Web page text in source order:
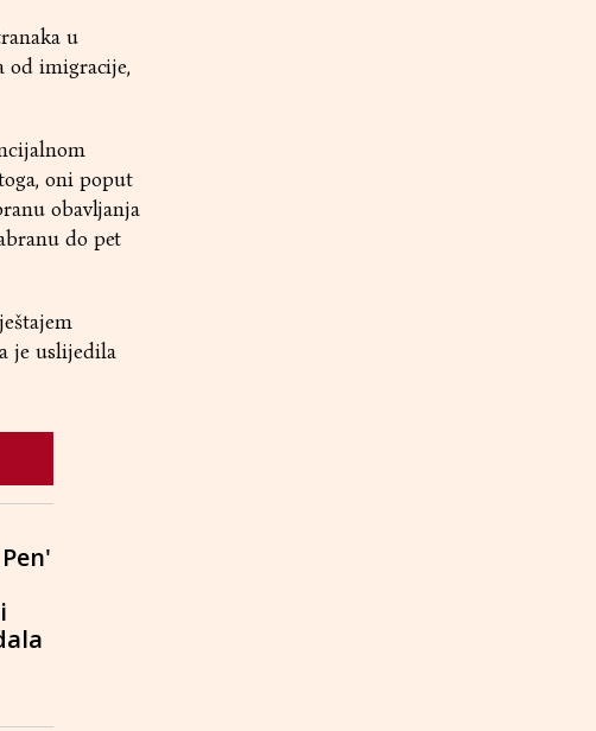
u
od imigracije,
oni poput
obavljanja
do pet
je uslijedila